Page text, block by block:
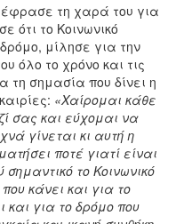
τη χαρά του για
ότι το Κοινωνικό
μίλησε για την
όλο το χρόνο και τις
τη σημασία που δίνει η
«Χαίρομαι κάθε
σας και εύχομαι να
γίνεται κι αυτή η
ποτέ γιατί είναι
το Κοινωνικό
κάνει και για το
και για το δρόμο που